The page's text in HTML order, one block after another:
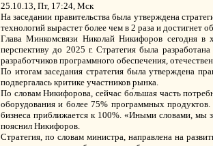
25.10.13, Пт, 17:24, Мск
На заседании правительства была утверждена
технологий вырастет более чем в 2 раза и достигнет
Глава Минкомсвязи Николай Никифоров сегодня в
перспективу до 2025 г. Стратегия была
разработчиков программного обеспечения,
По итогам заседания стратегия была утверждена
подвергалась критике участников рынка.
По словам Никифорова, сейчас бо́льшая часть
оборудования и более 75% программных продуктов.
бизнеса приближается к 100%. «Иными словами, мы
пояснил Никифоров.
Стратегия, по словам министра, направлена на